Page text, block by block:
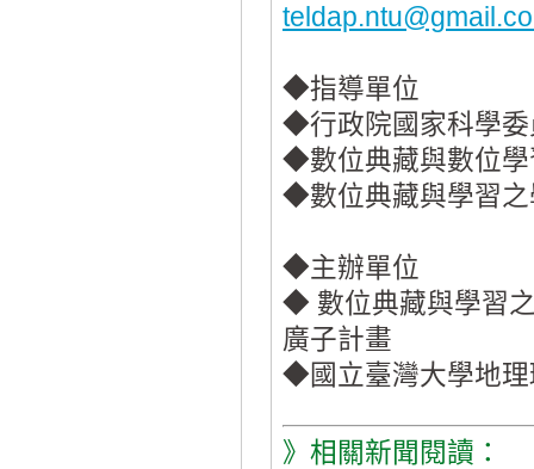
◆指導單位
◆行政院國家科學委
◆數位典藏與數位學
◆數位典藏與學習
◆主辦單位
◆ 數位典藏與學習
廣子計畫
◆國立臺灣大學地理
》相關新聞閱讀：